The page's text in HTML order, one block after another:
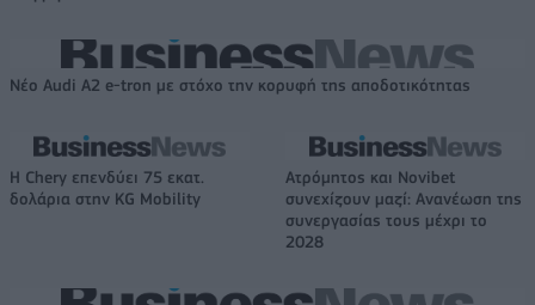
Νέο Audi A2 e-tron με στόχο την κορυφή της αποδοτικότητας
Η Chery επενδύει 75 εκατ.
δολάρια στην KG Mobility
Ατρόμητος και Novibet
συνεχίζουν μαζί: Ανανέωση της
συνεργασίας τους μέχρι το
2028